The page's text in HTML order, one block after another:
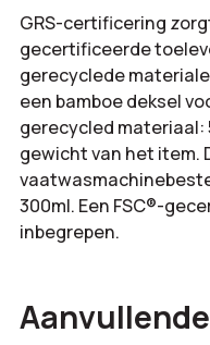
GRS-certificering
gecertificeerde
gerecyclede
een bamboe deksel
gerecycled materiaal:
gewicht van het item.
300ml. Een FSC®-
inbegrepen.